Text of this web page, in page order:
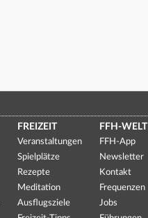
FREIZEIT
Veranstaltungen
Spielplätze
Rezepte
Meditation
Ausflugsziele
FFH-WELT
FFH-App
Newsletter
Kontakt
Frequenzen
Jobs